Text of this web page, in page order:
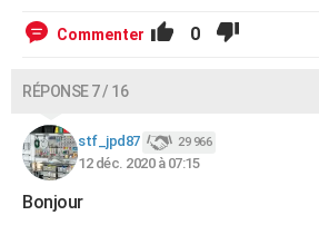
Commenter 0
RÉPONSE 7 / 16
stf_jpd87 29 966
12 déc. 2020 à 07:15
Bonjour